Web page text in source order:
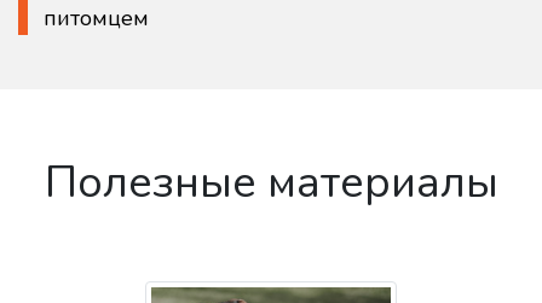
питомцем
Полезные материалы